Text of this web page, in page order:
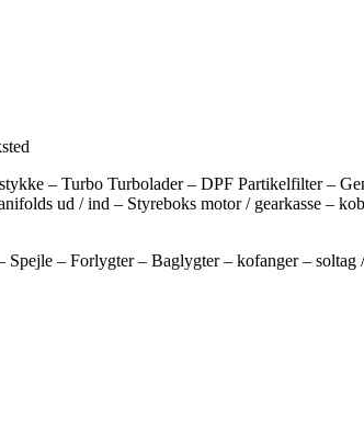
– Turbo Turbolader – DPF Partikelfilter –
ud / ind – Styreboks motor / gearkasse –
– Forlygter – Baglygter – kofanger –